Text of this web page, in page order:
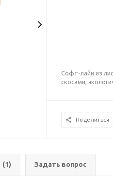
Софт-лайн из
скосами,
Поделиться
(1) Задать вопрос